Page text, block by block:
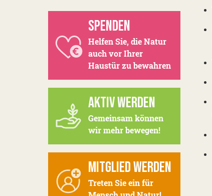
SPENDEN
Helfen Sie, die Natur
auch vor Ihrer
Haustür zu bewahren
AKTIV WERDEN
Gemeinsam können
wir mehr bewegen!
MITGLIED WERDEN
Treten Sie ein für